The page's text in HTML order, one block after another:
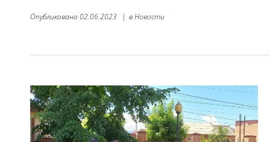
Опубликовано 02.06.2023 | вНовости